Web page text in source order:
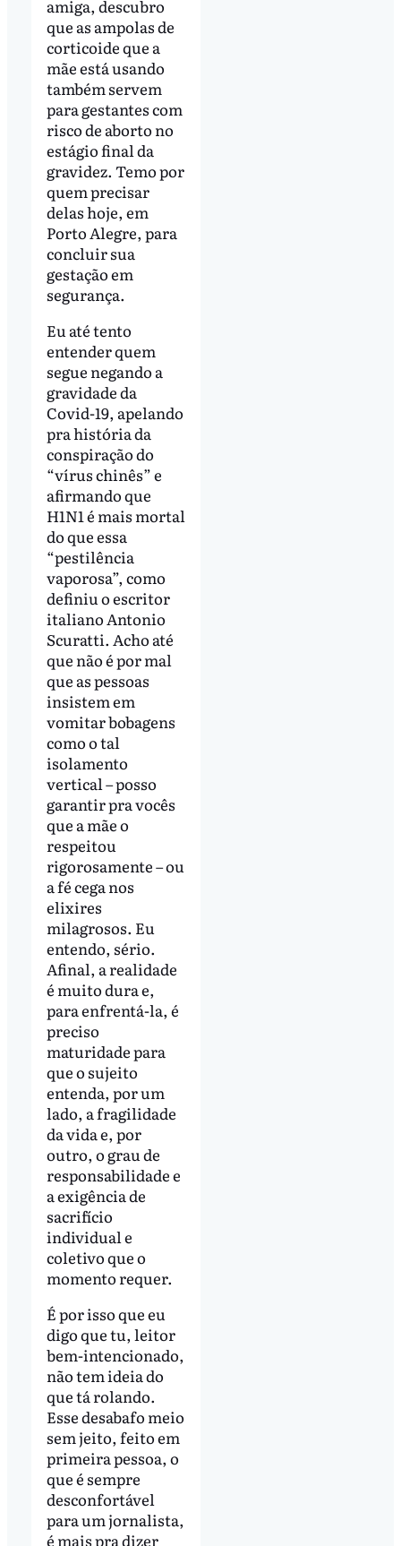
amiga, descubro
que as ampolas de
corticoide que a
mãe está usando
também servem
para gestantes com
risco de aborto no
estágio final da
gravidez. Temo por
quem precisar
delas hoje, em
Porto Alegre, para
concluir sua
gestação em
segurança.
Eu até tento
entender quem
segue negando a
gravidade da
Covid-19, apelando
pra história da
conspiração do
“vírus chinês” e
afirmando que
H1N1 é mais mortal
do que essa
“pestilência
vaporosa”, como
definiu o escritor
italiano Antonio
Scuratti. Acho até
que não é por mal
que as pessoas
insistem em
vomitar bobagens
como o tal
isolamento
vertical – posso
garantir pra vocês
que a mãe o
respeitou
rigorosamente – ou
a fé cega nos
elixires
milagrosos. Eu
entendo, sério.
Afinal, a realidade
é muito dura e,
para enfrentá-la, é
preciso
maturidade para
que o sujeito
entenda, por um
lado, a fragilidade
da vida e, por
outro, o grau de
responsabilidade e
a exigência de
sacrifício
individual e
coletivo que o
momento requer.
É por isso que eu
digo que tu, leitor
bem-intencionado,
não tem ideia do
que tá rolando.
Esse desabafo meio
sem jeito, feito em
primeira pessoa, o
que é sempre
desconfortável
para um jornalista,
é mais pra dizer